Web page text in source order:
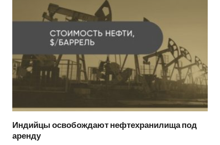
Индийцы освобождают нефтехранилища под
аренду